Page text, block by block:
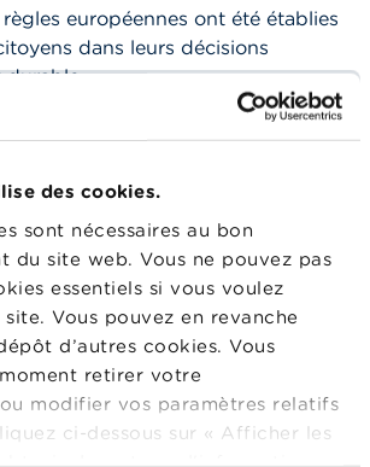
des cookies.
sont nécessaires au bon
du site web. Vous ne pouvez pas
essentiels si vous voulez
Vous pouvez en revanche
d’autres cookies. Vous
retirer votre
modifier vos paramètres relatifs
ci-dessous sur « Afficher les
davantage d'informations.
européennes ont été établies
dans leurs décisions
durable.
but d’accroître la transparence en
comparables et fiables en
les entreprises à gérer les risques
auxquels elles sont elles‑mêmes
particulières s’appliquent
qui promeuvent des